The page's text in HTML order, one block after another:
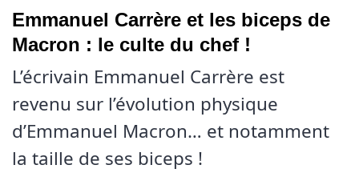
Emmanuel Carrère et les biceps de
Macron : le culte du chef !
L’écrivain Emmanuel Carrère est
revenu sur l’évolution physique
d’Emmanuel Macron… et notamment
la taille de ses biceps !